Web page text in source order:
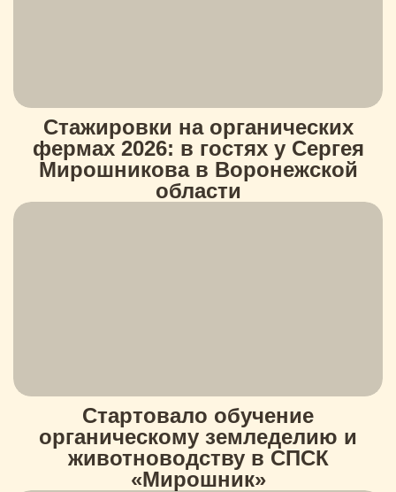
Стажировки на органических
фермах 2026: в гостях у Сергея
Мирошникова в Воронежской
области
Стартовало обучение
органическому земледелию и
животноводству в СПСК
«Мирошник»